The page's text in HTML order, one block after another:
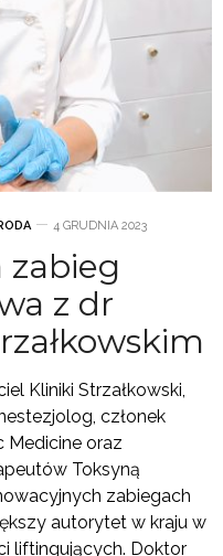
4 GRUDNIA 2023
zabieg
z dr
Kliniki Strzałkowski,
członek
Medicine oraz
Toksyną
zabiegach
autorytet w kraju w
liftingujących. Doktor